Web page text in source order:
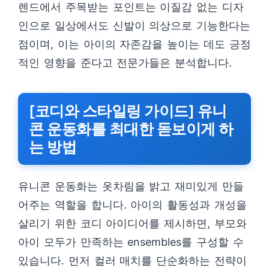
렌드에서 주목받는 포인트는 이질감 없는 디자
인으로 일상에서도 신발이 의상으로 기능한다는
점이며, 이는 아이의 자존감을 높이는 데도 긍정
적인 영향을 준다고 전문가들은 분석합니다.
[코디와 스타일링 가이드] 유니
콘 운동화를 최대한 돋보이게 하
는 방법
유니콘 운동화는 옷차림을 밝고 재미있게 만들
어주는 역할을 합니다. 아이의 활동성과 개성을
살리기 위한 코디 아이디어를 제시하면, 부모와
아이 모두가 만족하는 ensembles를 구성할 수
있습니다. 먼저 컬러 매치를 단순화하는 전략이